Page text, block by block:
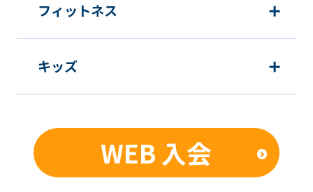
フィットネス
キッズ
WEB 入会
may
accurate
translation.
The